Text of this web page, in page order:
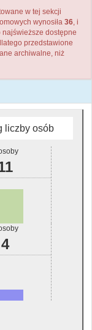
w tej sekcji
wynosiła 36, i
dostępne
przedstawione
archiwalne, niż
liczby osób
4